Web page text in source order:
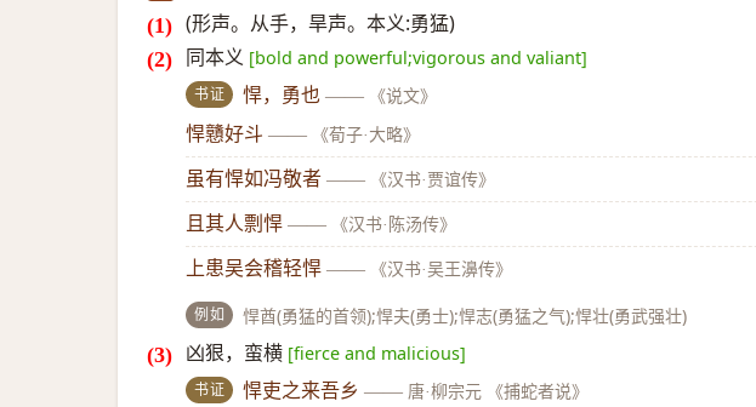
(形声。从手，旱声。本义:勇猛)
同本义 [bold and powerful;vigorous and valiant]
书证 悍，勇也 —— 《说文》
悍戇好斗 —— 《荀子·大略》
虽有悍如冯敬者 —— 《汉书·贾谊传》
且其人剽悍 —— 《汉书·陈汤传》
上患吴会稽轻悍 —— 《汉书·吴王濞传》
例如 悍酋(勇猛的首领);悍夫(勇士);悍志(勇猛之气);悍壮(勇武强壮)
凶狠，蛮横 [fierce and malicious]
书证 悍吏之来吾乡 —— 唐·柳宗元 《捕蛇者说》